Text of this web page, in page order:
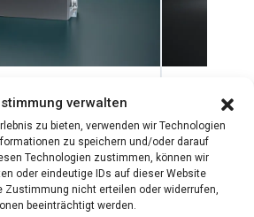
verwalten
zu bieten, verwenden wir Technologien
zu speichern und/oder darauf
Technologien zustimmen, können wir
oder eindeutige IDs auf dieser Website
Zustimmung nicht erteilen oder widerrufen,
beeinträchtigt werden.
für
O₂ und H₂
→
TDLAS-
hochpräzise
Mehr